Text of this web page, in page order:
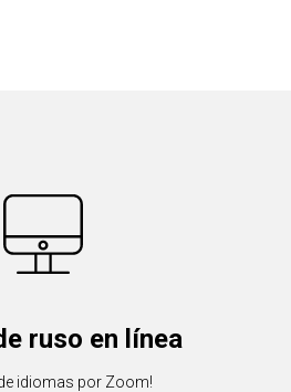
ruso en línea
idiomas por Zoom!